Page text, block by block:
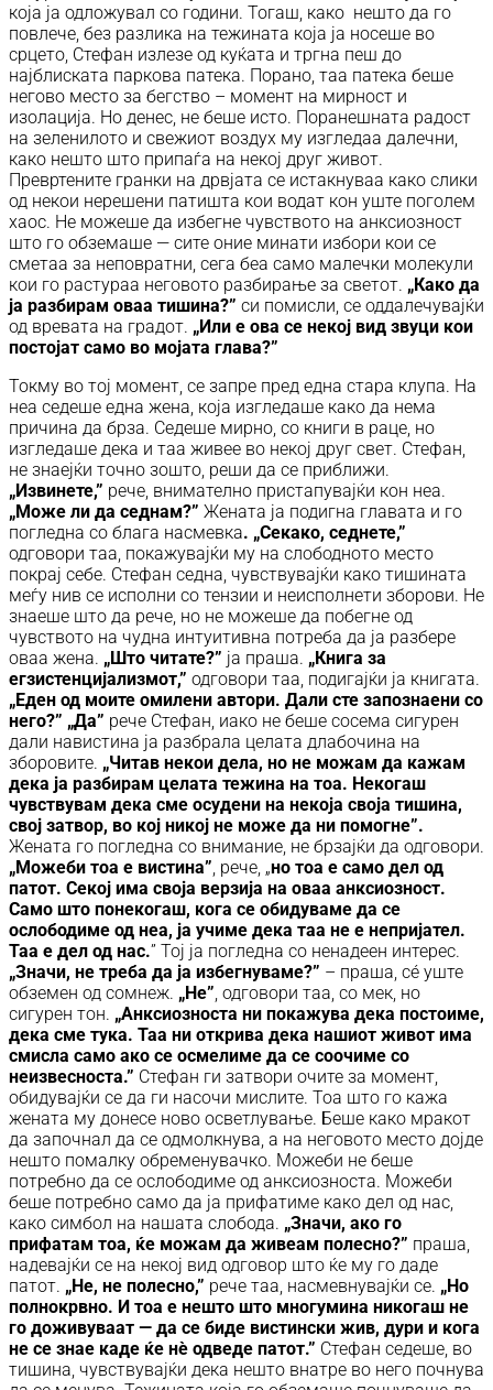
која ја одложувал со години. Тогаш, како нешто да го
повлече, без разлика на тежината која ја носеше во
срцето, Стефан излезе од куќата и тргна пеш до
најблиската паркова патека. Порано, таа патека беше
негово место за бегство – момент на мирност и
изолација. Но денес, не беше исто. Поранешната радост
на зеленилото и свежиот воздух му изгледаа далечни,
како нешто што припаѓа на некој друг живот.
Превртените гранки на дрвјата се истакнуваа како слики
од некои нерешени патишта кои водат кон уште поголем
хаос. Не можеше да избегне чувството на анксиозност
што го обземаше — сите оние минати избори кои се
сметаа за неповратни, сега беа само малечки молекули
кои го растураа неговото разбирање за светот. „Како да
ја разбирам оваа тишина?” си помисли, се оддалечувајќи
од вревата на градот. „Или е ова се некој вид звуци кои
постојат само во мојата глава?”
Токму во тој момент, се запре пред една стара клупа. На
неа седеше една жена, која изгледаше како да нема
причина да брза. Седеше мирно, со книги в раце, но
изгледаше дека и таа живее во некој друг свет. Стефан,
не знаејќи точно зошто, реши да се приближи.
„Извинете,” рече, внимателно пристапувајќи кон неа.
„Може ли да седнам?” Жената ја подигна главата и го
погледна со блага насмевка. „Секако, седнете,”
одговори таа, покажувајќи му на слободното место
покрај себе. Стефан седна, чувствувајќи како тишината
меѓу нив се исполни со тензии и неисполнети зборови. Не
знаеше што да рече, но не можеше да побегне од
чувството на чудна интуитивна потреба да ја разбере
оваа жена. „Што читате?” ја праша. „Книга за
егзистенцијализмот,” одговори таа, подигајќи ја книгата.
„Еден од моите омилени автори. Дали сте запознаени со
него?” „Да” рече Стефан, иако не беше сосема сигурен
дали навистина ја разбрала целата длабочина на
зборовите. „Читав некои дела, но не можам да кажам
дека ја разбирам целата тежина на тоа. Некогаш
чувствувам дека сме осудени на некоја своја тишина,
свој затвор, во кој никој не може да ни помогне”.
Жената го погледна со внимание, не брзајќи да одговори.
„Можеби тоа е вистина”, рече, „но тоа е само дел од
патот. Секој има своја верзија на оваа анксиозност.
Само што понекогаш, кога се обидуваме да се
ослободиме од неа, ја учиме дека таа не е непријател.
Таа е дел од нас.” Тој ја погледна со ненадеен интерес.
„Значи, не треба да ја избегнуваме?” – праша, сé уште
обземен од сомнеж. „Не”, одговори таа, со мек, но
сигурен тон. „Анксиозноста ни покажува дека постоиме,
дека сме тука. Таа ни открива дека нашиот живот има
смисла само ако се осмелиме да се соочиме со
неизвесноста.” Стефан ги затвори очите за момент,
обидувајќи се да ги насочи мислите. Тоа што го кажа
жената му донесе ново осветлување. Беше како мракот
да започнал да се одмолкнува, а на неговото место дојде
нешто помалку обременувачко. Можеби не беше
потребно да се ослободиме од анксиозноста. Можеби
беше потребно само да ја прифатиме како дел од нас,
како симбол на нашата слобода. „Значи, ако го
прифатам тоа, ќе можам да живеам полесно?” праша,
надевајќи се на некој вид одговор што ќе му го даде
патот. „Не, не полесно,” рече таа, насмевнувајќи се. „Но
полнокрвно. И тоа е нешто што многумина никогаш не
го доживуваат — да се биде вистински жив, дури и кога
не се знае каде ќе нè одведе патот.” Стефан седеше, во
тишина, чувствувајќи дека нешто внатре во него почнува